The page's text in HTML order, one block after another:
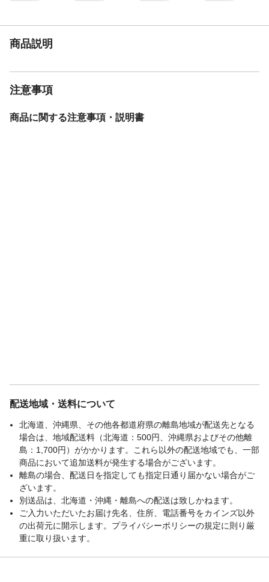
材質3
検針部（棒状部）：ポリプロピレン/真鍮
商品説明
注意事項
商品に関する注意事項・説明書
配送地域・送料について
北海道、沖縄県、その他各都道府県の離島地域が配送先となる
場合は、地域配送料（北海道：500円、沖縄県およびその他離
島：1,700円）がかかります。これら以外の配送地域でも、一部
商品において追加送料が発生する場合がございます。
離島の場合、配送日を指定しても指定日通り届かない場合がご
ざいます。
別送品は、北海道・沖縄・離島への配送は致しかねます。
ご入力いただいたお届け先名、住所、電話番号をカインズ以外
の出荷元に開示します。プライバシーポリシーの規定に則り厳
重に取り扱います。